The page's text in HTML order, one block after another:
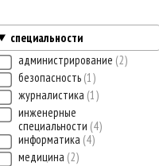
специальности
администрирование 2
безопасность 1
журналистика 1
инженерные
специальности 4
информатика 4
медицина 2